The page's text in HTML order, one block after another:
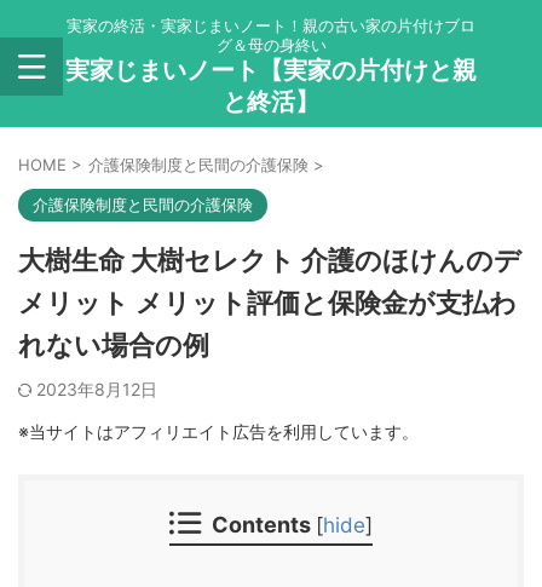
実家の終活・実家じまいノート！親の古い家の片付けブロ
グ＆母の身終い
実家じまいノート【実家の片付けと親
と終活】
HOME > 介護保険制度と民間の介護保険 >
介護保険制度と民間の介護保険
大樹生命 大樹セレクト 介護のほけんのデ
メリット メリット評価と保険金が支払わ
れない場合の例
2023年8月12日
※当サイトはアフィリエイト広告を利用しています。
Contents [hide]